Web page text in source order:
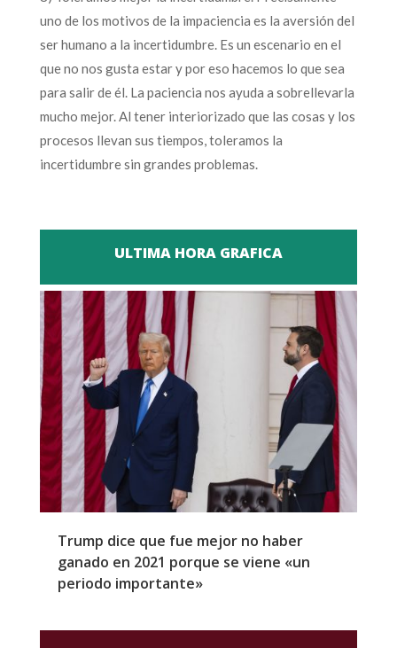
uno de los motivos de la impaciencia es la aversión del
ser humano a la incertidumbre. Es un escenario en el
que no nos gusta estar y por eso hacemos lo que sea
para salir de él. La paciencia nos ayuda a sobrellevarla
mucho mejor. Al tener interiorizado que las cosas y los
procesos llevan sus tiempos, toleramos la
incertidumbre sin grandes problemas.
ULTIMA HORA GRAFICA
Trump dice que fue mejor no haber
ganado en 2021 porque se viene «un
periodo importante»